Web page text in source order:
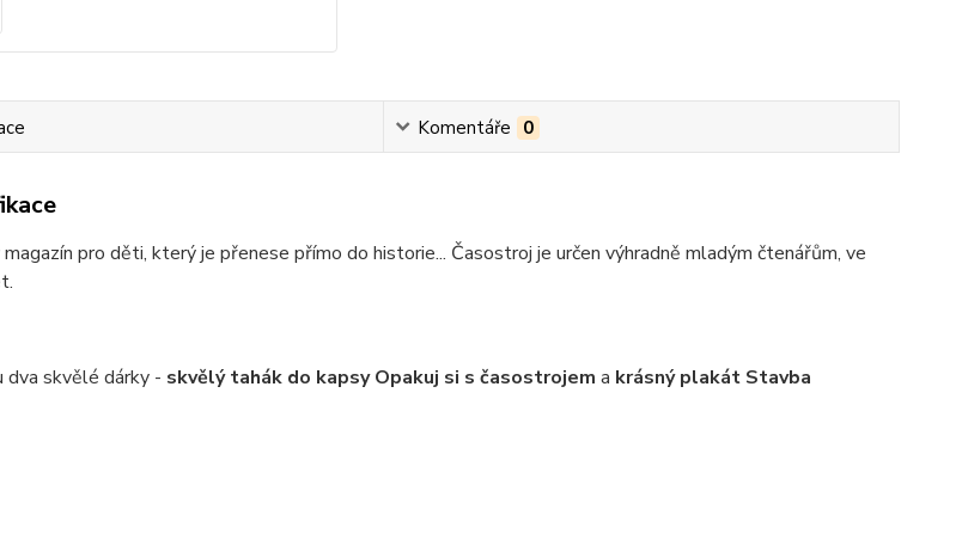
Komentáře 0
magazín pro děti, který je přenese přímo do historie... Časostroj je určen výhradně mladým čtenářům, ve
dva skvělé dárky - skvělý tahák do kapsy Opakuj si s časostrojem a krásný plakát Stavba